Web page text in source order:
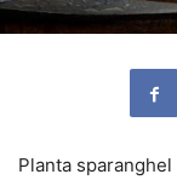
Planta